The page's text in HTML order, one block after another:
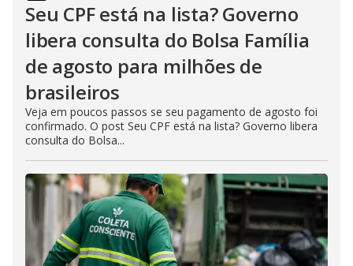
Seu CPF está na lista? Governo
libera consulta do Bolsa Família
de agosto para milhões de
brasileiros
Veja em poucos passos se seu pagamento de agosto foi
confirmado. O post Seu CPF está na lista? Governo libera
consulta do Bolsa...